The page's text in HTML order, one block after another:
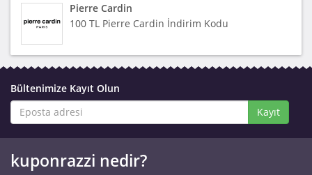
Pierre Cardin
100 TL Pierre Cardin İndirim Kodu
Bültenimize Kayıt Olun
Kayıt
kuponrazzi nedir?